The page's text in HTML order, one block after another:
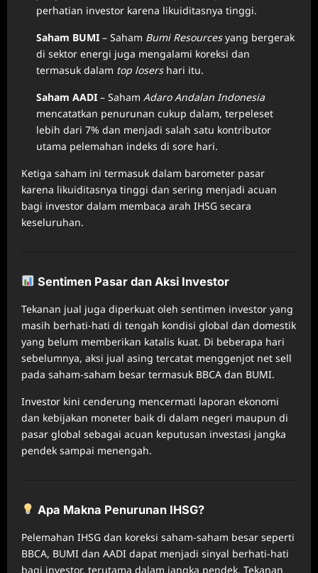
perhatian investor karena likuiditasnya tinggi.
Saham BUMI – Saham Bumi Resourcesyang bergerak
di sektor energi juga mengalami koreksi dan
termasuk dalam top losershari itu.
Saham AADI – Saham Adaro Andalan Indonesia
mencatatkan penurunan cukup dalam, terpeleset
lebih dari 7% dan menjadi salah satu kontributor
utama pelemahan indeks di sore hari.
Ketiga saham ini termasuk dalam barometer pasar
karena likuiditasnya tinggi dan sering menjadi acuan
bagi investor dalam membaca arah IHSG secara
keseluruhan.
Sentimen Pasar dan Aksi Investor
Tekanan jual juga diperkuat oleh sentimen investor yang
masih berhati‑hati di tengah kondisi global dan domestik
yang belum memberikan katalis kuat. Di beberapa hari
sebelumnya, aksi jual asing tercatat menggenjot net sell
pada saham‑saham besar termasuk BBCA dan BUMI.
Investor kini cenderung mencermati laporan ekonomi
dan kebijakan moneter baik di dalam negeri maupun di
pasar global sebagai acuan keputusan investasi jangka
pendek sampai menengah.
Apa Makna Penurunan IHSG?
Pelemahan IHSG dan koreksi saham‑saham besar seperti
BBCA, BUMI dan AADI dapat menjadi sinyal berhati‑hati
bagi investor, terutama dalam jangka pendek. Tekanan